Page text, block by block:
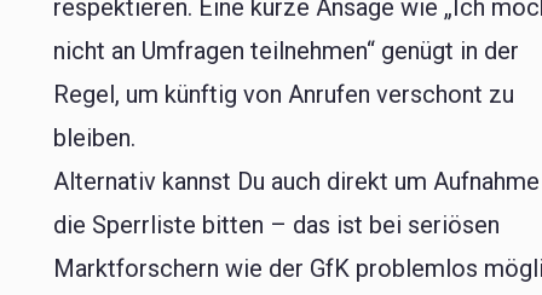
respektieren. Eine kurze Ansage wie „Ich
nicht an Umfragen teilnehmen“ genügt in der
Regel, um künftig von Anrufen verschont zu
bleiben.
Alternativ kannst Du auch direkt um
die Sperrliste bitten – das ist bei seriösen
Marktforschern wie der GfK problemlos